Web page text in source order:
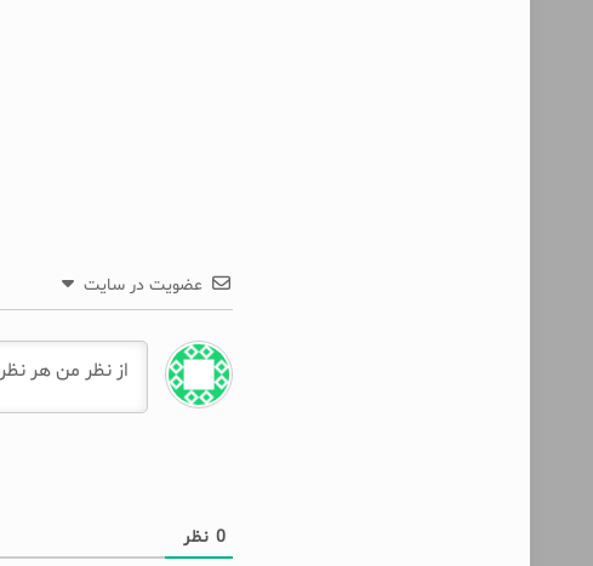
عضویت در سایت
0نظر